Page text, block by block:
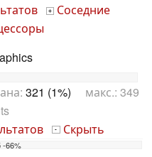
+
Соседние
321 (1%) макс.: 349
- Скрыть
-66%